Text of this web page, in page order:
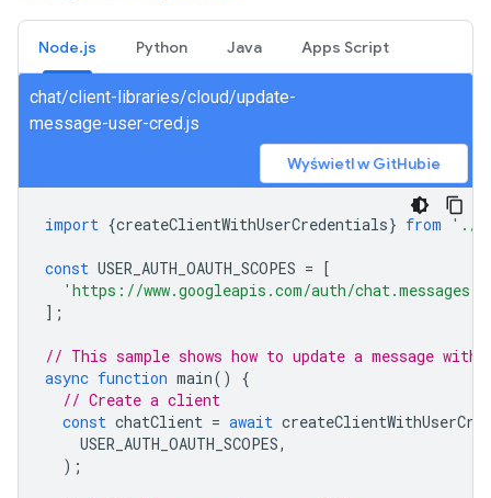
Node.js Python Java Apps Script
chat/client-libraries/cloud/update-
message-user-cred.js
Wyświetl w GitHubie
import {createClientWithUserCredentials} from './
const USER_AUTH_OAUTH_SCOPES = [
'https://www.googleapis.com/auth/chat.messages'
];
// This sample shows how to update a message
async function main()
{
// Create a client
const chatClient = await
USER_AUTH_OAUTH_SCOPES,
);